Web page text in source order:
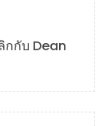
กกับ Dean